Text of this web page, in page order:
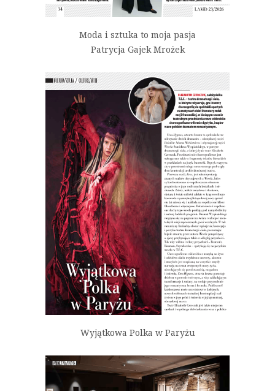
Moda i sztuka to moja pasja
Patrycja Gajek Mrożek
Wyjątkowa Polka w Paryżu